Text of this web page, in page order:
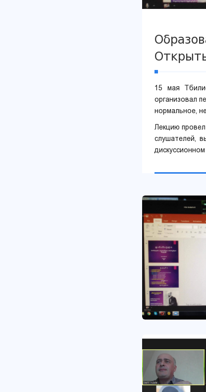
15 мая
организовал
нормальное,
Лекцию
слушателей,